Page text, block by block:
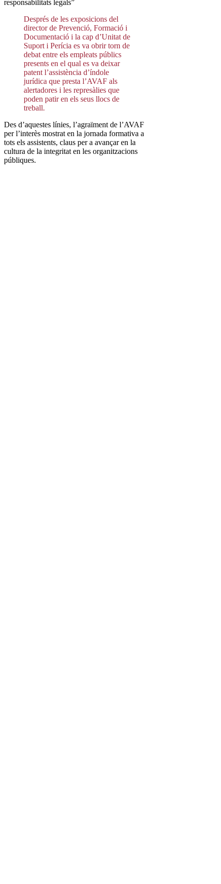
responsabilitats legals”
Després de les exposicions del
director de Prevenció, Formació i
Documentació i la cap d’Unitat de
Suport i Perícia es va obrir torn de
debat entre els empleats públics
presents en el qual es va deixar
patent l’assistència d’índole
jurídica que presta l’AVAF als
alertadores i les represàlies que
poden patir en els seus llocs de
treball.
Des d’aquestes línies, l’agraïment de l’AVAF
per l’interès mostrat en la jornada formativa a
tots els assistents, claus per a avançar en la
cultura de la integritat en les organitzacions
públiques.